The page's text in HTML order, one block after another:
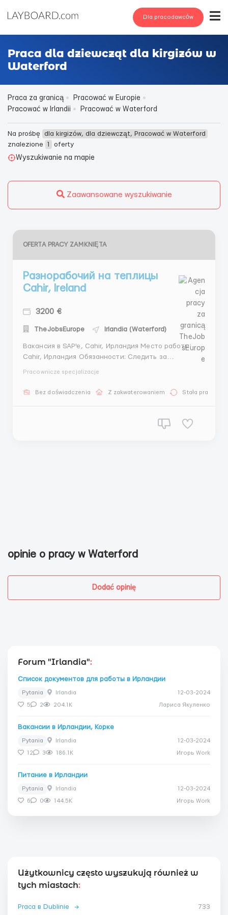
Dla pracodawców
Praca dla dziewcząt dla kirgizów w
Waterford
Praca za granicą
Pracować w Europie
Pracować w Irlandii
Pracować w Waterford
Na prośbę dla kirgizów, dla dziewcząt, Pracować w Waterford
znalezione
1
oferty
Wyszukiwanie na mapie
Zaawansowane wyszukiwanie
OFERTA PRACY ZAMKNIĘTA
Разнорабочий на теплицы
Cahir, Ireland
3200 €
TheJobsEurope Irlandia (Waterford)
Вакансия в SAP'e, Cahir, Ирландия Место работы:
Cahir, Ирландия Обязанности: Следить за
работы: 5 дней в неделю по 10 часов, возможность
Pracownicze specjalizacje
Bez doświadczenia Z zakwaterowaniem Stała praca
opinie o pracy w Waterford
Dodać opinię
Forum "Irlandia":
Список документов для работы в Ирландии
Pytania Irlandia 12-03-2024
5 2 204.1K Лариса Якуленко
Вакансии в Ирландии, Корке
Pytania Irlandia 12-03-2024
12 3 186.1K Игорь Work
Питание в Ирландии
Pytania Irlandia 12-03-2024
6 0 144.5K Игорь Work
Użytkownicy często wyszukują również w
tych miastach:
Praca в Dublinie → 733